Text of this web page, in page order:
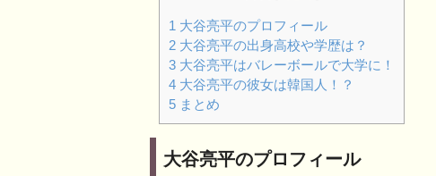
1 大谷亮平のプロフィール
2 大谷亮平の出身高校や学歴は？
3 大谷亮平はバレーボールで大学に！
4 大谷亮平の彼女は韓国人！？
5 まとめ
大谷亮平のプロフィール